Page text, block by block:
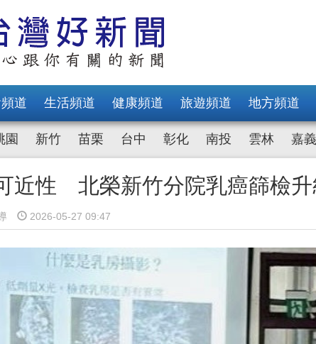
道 生活頻道 健康頻道 旅遊頻道 地方頻道
園 新竹 苗栗 台中 彰化 南投 雲林 嘉義
近性 北榮新竹分院乳癌篩檢升
2026-05-27 09:47